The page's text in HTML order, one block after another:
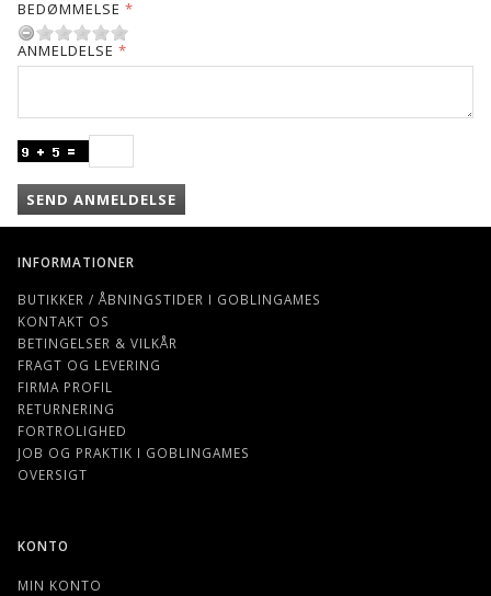
BEDØMMELSE
ANMELDELSE
SEND ANMELDELSE
INFORMATIONER
BUTIKKER / ÅBNINGSTIDER I GOBLINGAMES
KONTAKT OS
BETINGELSER & VILKÅR
FRAGT OG LEVERING
FIRMA PROFIL
RETURNERING
FORTROLIGHED
JOB OG PRAKTIK I GOBLINGAMES
OVERSIGT
KONTO
MIN KONTO